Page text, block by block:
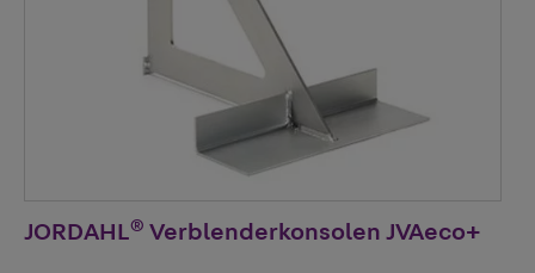
JORDAHL® Verblenderkonsolen JVAeco+